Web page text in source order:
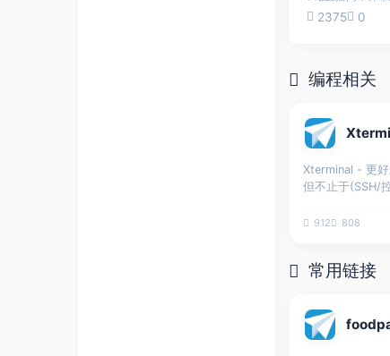
2375 0
编程相关
Xterminal - 更好
但不止于(SSH/
912 808
常用链接